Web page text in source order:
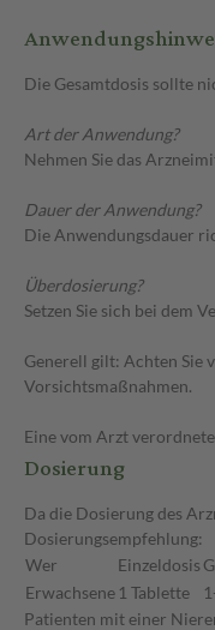
Die Gesamtdosis sollte
Art der Anwendung?
Nehmen Sie das
Dauer der Anwendung?
Die Anwendungsdauer
Überdosierung?
Setzen Sie sich bei dem
Generell gilt: Achten Sie
Vorsichtsmaßnahmen.
Eine vom Arzt
Dosierung
Da die Dosierung des
Dosierungsempfehlung:
Wer
Einzeldosis
Erwachsene 1 Tablette
Patienten mit einer